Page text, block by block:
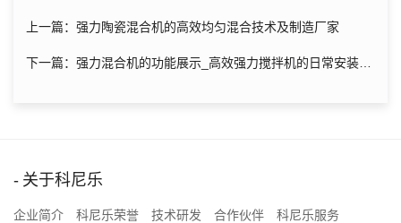
上一篇：强力陶瓷混合机的高效均匀混合技术及制造厂家
下一篇：强力混合机的功能展示_高效强力搅拌机的日常安装维
关于科尼乐
企业简介 科尼乐荣誉 技术研发 合作伙伴 科尼乐服务